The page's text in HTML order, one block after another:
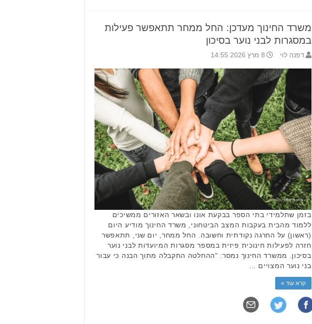
משרד החינוך מעדכן: החל ממחר תתאפשר פעילות
במסגרות לבני נוער בסיכון
דפנה לוי 8 מרץ 2026 14:55
בזמן שתלמידי בתי הספר בבקעת אונו ובשאר האזורים ממשיכים
ללמוד מהבית בעקבות המצב הביטחוני, משרד החינוך מודיע היום
(ראשון) על החרגה נקודתית וחשובה. החל ממחר, יום שני, תתאפשר
חזרה לפעילות חינוכית פיזית במספר מסגרות המיועדות לבני נוער
בסיכון. ממשרד החינוך נמסר: "ההחלטה התקבלה מתוך הבנה כי עבור
בני נוער המצויים …
קרא עוד »